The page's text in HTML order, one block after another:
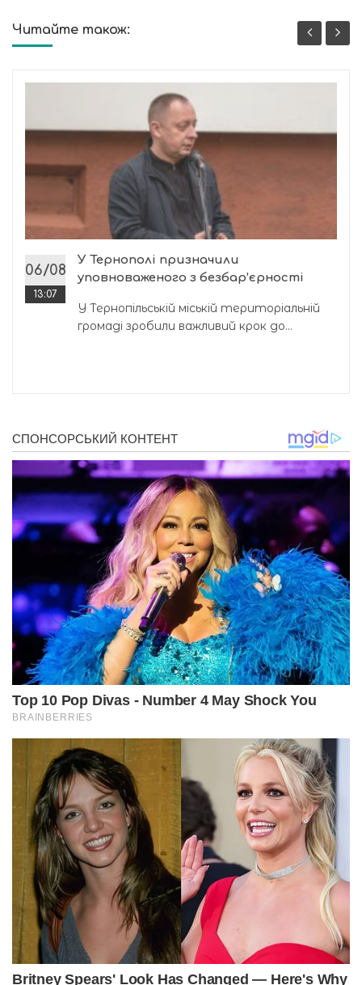
Читайте також:
06/08
13:07
У Тернополі призначили
уповноваженого з безбар’єрності
У Тернопільській міській територіальній
громаді зробили важливий крок до...